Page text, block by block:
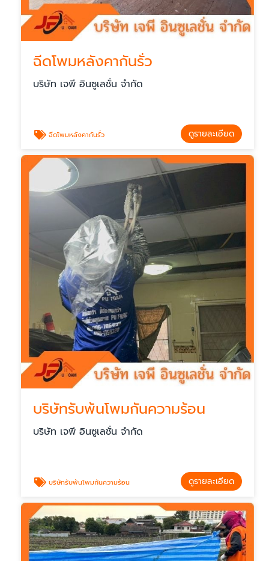
ฉีดโพมหลังคากันรั่ว
บริษัท เจพี อินซูเลชั่น จำกัด
ฉีดโพมหลังคากันรั่ว ดูรายละเอียด
บริษัทรับพ้นโพมกันความร้อน
บริษัท เจพี อินซูเลชั่น จำกัด
บริษัทรับพ้นโพมกันความร้อน ดูรายละเอียด